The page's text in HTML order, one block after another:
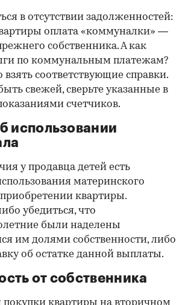
в отсутствии задолженностей:
оплата «коммуналки» —
собственника. А как
по коммунальным платежам?
взять соответствующие справки.
свежей, сверьте указанные в
счетчиков.
использовании
у продавца детей есть
материнского
квартиры.
убедиться, что
были наделены
им долями собственности, либо
об остатке данной выплаты.
от собственника
покупки квартиры на вторичном